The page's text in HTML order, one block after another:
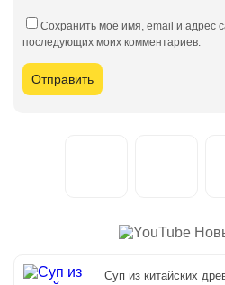
Сохранить моё имя, email и адрес
последующих моих комментариев.
Суп из китайских